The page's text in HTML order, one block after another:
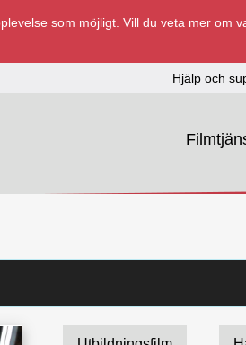
som möjligt. Vill du veta mer om
Hjälp och